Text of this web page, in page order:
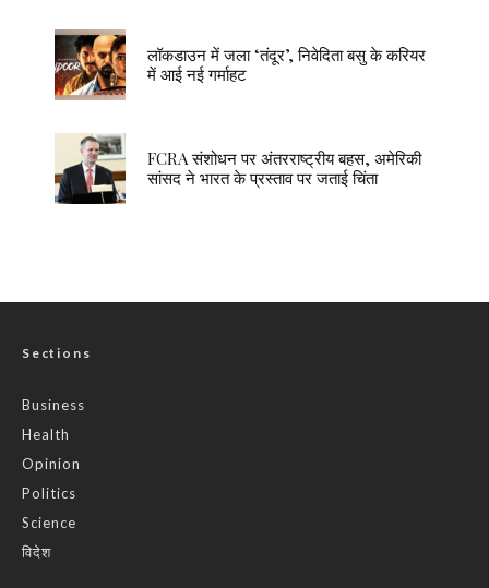
लॉकडाउन में जला ‘तंदूर’, निवेदिता बसु के करियर
में आई नई गर्माहट
FCRA संशोधन पर अंतरराष्ट्रीय बहस, अमेरिकी
सांसद ने भारत के प्रस्ताव पर जताई चिंता
Sections
Business
Health
Opinion
Politics
Science
विदेश